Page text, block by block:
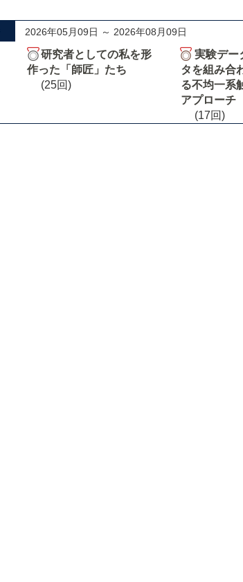
2026年05月09日 ～ 2026年08月09日
研究者としての私を形
作った「師匠」たち
(25回)
実験デー
タを組み合
る不均一系
アプローチ
(17回)